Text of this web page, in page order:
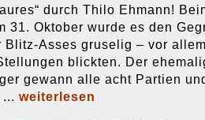
durch Thilo Ehmann!
31. Oktober wurde es den
Blitz-Asses gruselig – vor
blickten. Der
gewann alle acht Partien
weiterlesen